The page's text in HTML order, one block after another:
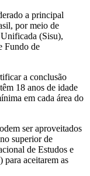
a principal
por meio de
(Sisu),
Fundo de
a conclusão
18 anos de idade
em cada área do
ser aproveitados
superior de
de Estudos e
aceitarem as